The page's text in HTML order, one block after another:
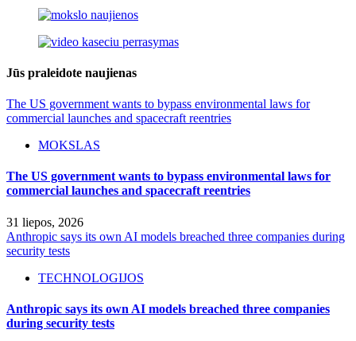
Jūs praleidote naujienas
The US government wants to bypass environmental laws for
commercial launches and spacecraft reentries
MOKSLAS
The US government wants to bypass environmental laws for
commercial launches and spacecraft reentries
31 liepos, 2026
Anthropic says its own AI models breached three companies during
security tests
TECHNOLOGIJOS
Anthropic says its own AI models breached three companies
during security tests